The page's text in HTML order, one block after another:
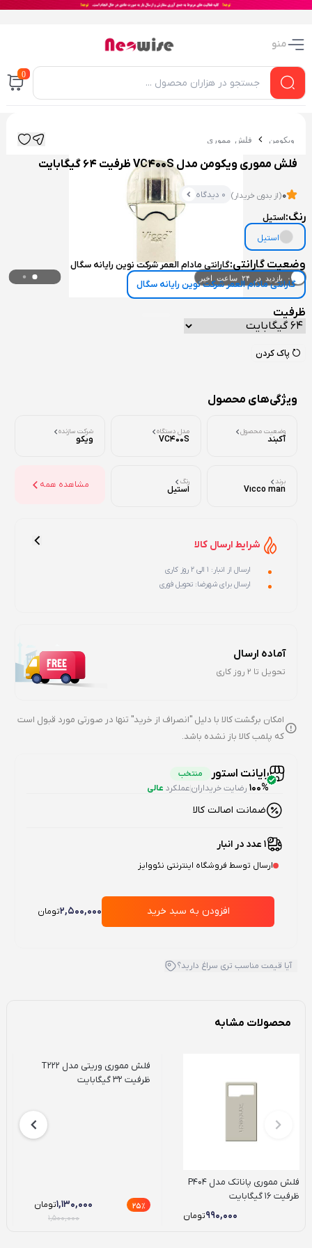
منو
0
۰ بازدید در ۲۴ ساعت اخیر
ویکومن فلش مموری
فلش مموری ویکومن مدل VC400S ظرفیت 64 گیگابایت
0(از بدون خریدار) 0 دیدگاه
رنگ:استیل
استیل
وضعیت گارانتی:گارانتی مادام العمر شرکت نوین رایانه سگال
گارانتی مادام العمر شرکت نوین رایانه سگال
ظرفیت
پاک کردن
ویژگی‌های محصول
وضعیت محصول
آکبند
مدل دستگاه
VC400S
شرکت سازنده
ویکو
برند
Vicco man
رنگ
استیل مشاهده همه
شرایط ارسال کالا
ارسال از انبار: 1 الی 2 روز کاری
ارسال برای شهرضا: تحویل فوری
آماده ارسال
تحویل تا 2 روز کاری
امکان برگشت کالا با دلیل "انصراف از خرید" تنها در صورتی مورد قبول است
که پلمب کالا باز نشده باشد.
رایانت استور منتخب
100% رضایت خریدارانعملکرد عالی
ضمانت اصالت کالا
1 عدد در انبار
ارسال توسط فروشگاه اینترنتی نئووایز
افزودن به سبد خرید 2,500,000تومان
آیا قیمت مناسب تری سراغ دارید؟
محصولات مشابه
فلش مموری پاناتک مدل P404
ظرفیت 16 گیگابایت
۹۹۰,۰۰۰تومان
فلش مموری وریتی مدل T222
ظرفیت 32 گیگابایت
25٪ ۱,۱۳۰,۰۰۰تومان
۱,۵۰۰,۰۰۰